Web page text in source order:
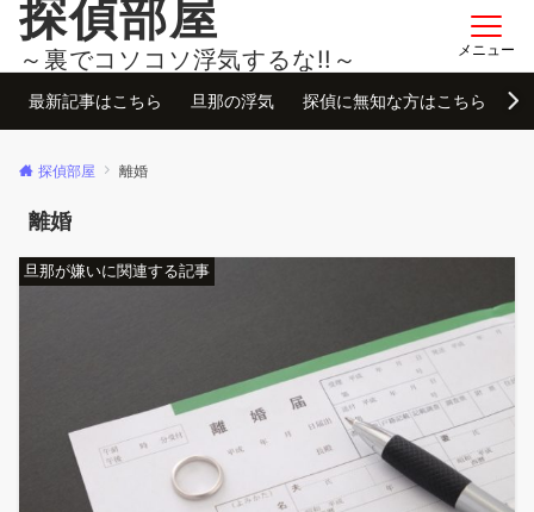
探偵部屋
～裏でコソコソ浮気するな!!～ メニュー
最新記事はこちら 旦那の浮気 探偵に無知な方はこちら
探偵部屋 離婚
離婚
旦那が嫌いに関連する記事